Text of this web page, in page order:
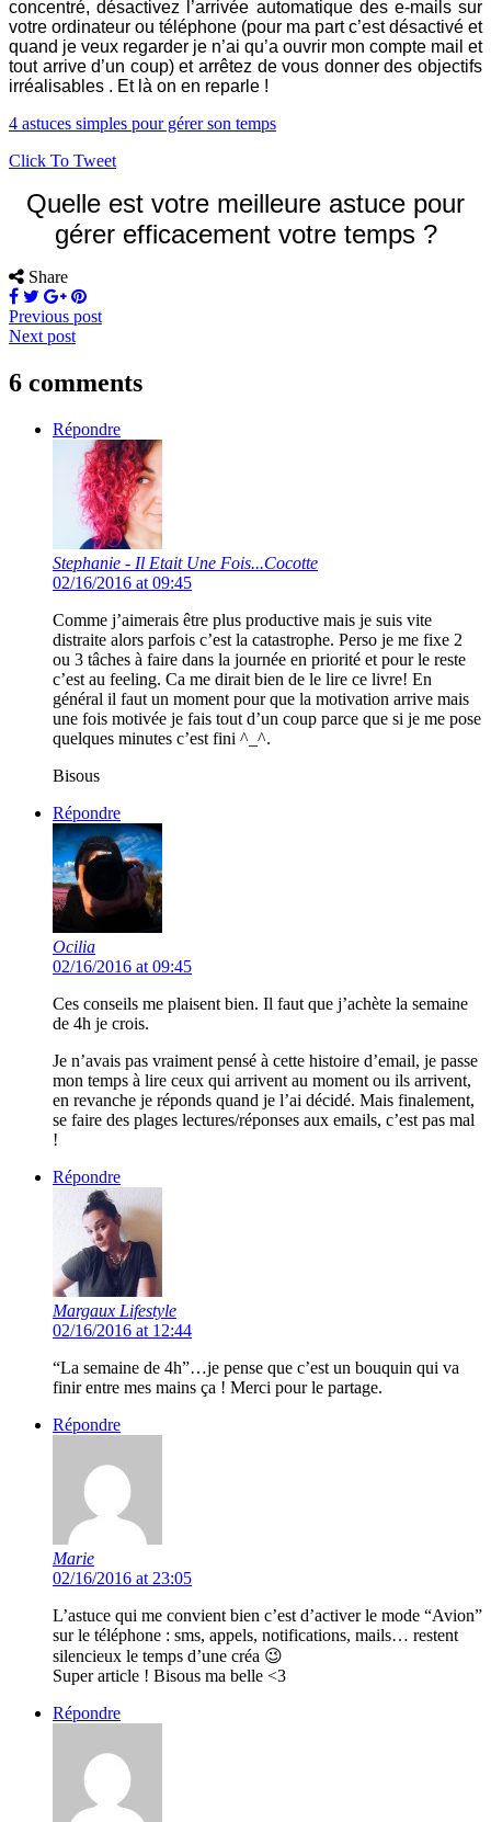
concentré, désactivez l’arrivée automatique des e-mails sur
votre ordinateur ou téléphone (pour ma part c’est désactivé et
quand je veux regarder je n’ai qu’a ouvrir mon compte mail et
tout arrive d’un coup) et arrêtez de vous donner des objectifs
irréalisables . Et là on en reparle !
4 astuces simples pour gérer son temps
Click To Tweet
Quelle est votre meilleure astuce pour
gérer efficacement votre temps ?
Share
Previous post
Next post
6 comments
Répondre
Stephanie - Il Etait Une Fois...Cocotte
02/16/2016 at 09:45
Comme j’aimerais être plus productive mais je suis vite
distraite alors parfois c’est la catastrophe. Perso je me fixe 2
ou 3 tâches à faire dans la journée en priorité et pour le reste
c’est au feeling. Ca me dirait bien de le lire ce livre! En
général il faut un moment pour que la motivation arrive mais
une fois motivée je fais tout d’un coup parce que si je me pose
quelques minutes c’est fini ^_^.
Bisous
Répondre
Ocilia
02/16/2016 at 09:45
Ces conseils me plaisent bien. Il faut que j’achète la semaine
de 4h je crois.
Je n’avais pas vraiment pensé à cette histoire d’email, je passe
mon temps à lire ceux qui arrivent au moment ou ils arrivent,
en revanche je réponds quand je l’ai décidé. Mais finalement,
se faire des plages lectures/réponses aux emails, c’est pas mal
!
Répondre
Margaux Lifestyle
02/16/2016 at 12:44
“La semaine de 4h”…je pense que c’est un bouquin qui va
finir entre mes mains ça ! Merci pour le partage.
Répondre
Marie
02/16/2016 at 23:05
L’astuce qui me convient bien c’est d’activer le mode “Avion”
sur le téléphone : sms, appels, notifications, mails… restent
silencieux le temps d’une créa 😉
Super article ! Bisous ma belle <3
Répondre